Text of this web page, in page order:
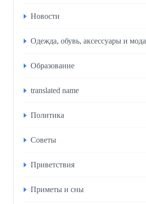
Новости
Одежда, обувь, аксессуары и мода
Образование
translated name
Политика
Советы
Приветствия
Приметы и сны